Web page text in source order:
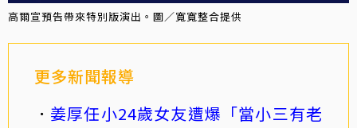
高爾宣預告帶來特別版演出。圖／寬寬整合提供
更多新聞報導
姜厚任小24歲女友遭爆「當小三有老